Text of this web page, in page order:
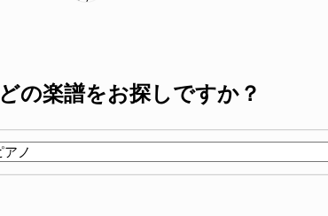
どの楽譜をお探しですか？